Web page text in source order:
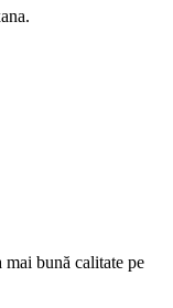
bună calitate pe